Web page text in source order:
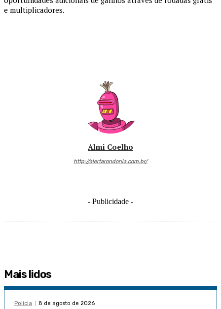
e multiplicadores.
Almi Coelho
http://alertarondonia.com.br/
- Publicidade -
Mais lidos
Policia 8 de agosto de 2026